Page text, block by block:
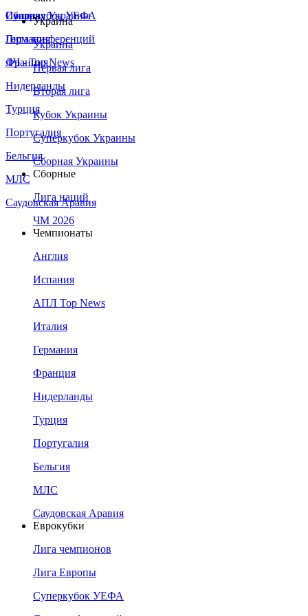
Сборная Украины
Италия
Германия
Франция
Нидерланды
Турция
Португалия
Бельгия
МЛС
Саудовская Аравия
Суперкубок УЕФА
Лига конференций
ЛЧ - Top News
Украина
Украина
Первая лига
Вторая лига
Кубок Украины
Суперкубок Украины
Сборная Украины
Сборные
Лига наций
ЧМ 2026
Чемпионаты
Англия
Испания
АПЛ Top News
Италия
Германия
Франция
Нидерланды
Турция
Португалия
Бельгия
МЛС
Саудовская Аравия
Еврокубки
Лига чемпионов
Лига Европы
Суперкубок УЕФА